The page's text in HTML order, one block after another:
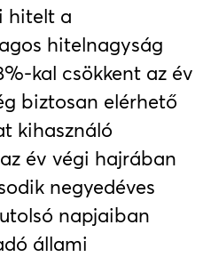
hitelt a
hitelnagyság
kal csökkent az év
biztosan elérhető
kihasználó
év végi hajrában
negyedéves
napjaiban
állami